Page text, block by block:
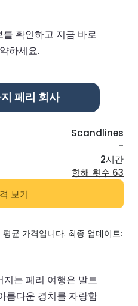
확인하고 지금 바로
하세요.
페리 회사
Scandlines
-
2시간
항해 횟수 63
보기
균 가격입니다. 최종 업데이트:
는 페리 여행은 발트
름다운 경치를 자랑합